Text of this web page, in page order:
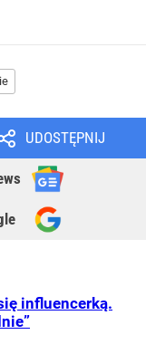
UDOSTĘPNIJ
influencerką.